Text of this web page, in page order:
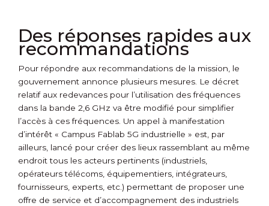
Des réponses rapides aux
recommandations
Pour répondre aux recommandations de la mission, le
gouvernement annonce plusieurs mesures. Le décret
relatif aux redevances pour l’utilisation des fréquences
dans la bande 2,6 GHz va être modifié pour simplifier
l’accès à ces fréquences. Un appel à manifestation
d’intérêt « Campus Fablab 5G industrielle » est, par
ailleurs, lancé pour créer des lieux rassemblant au même
endroit tous les acteurs pertinents (industriels,
opérateurs télécoms, équipementiers, intégrateurs,
fournisseurs, experts, etc.) permettant de proposer une
offre de service et d’accompagnement des industriels